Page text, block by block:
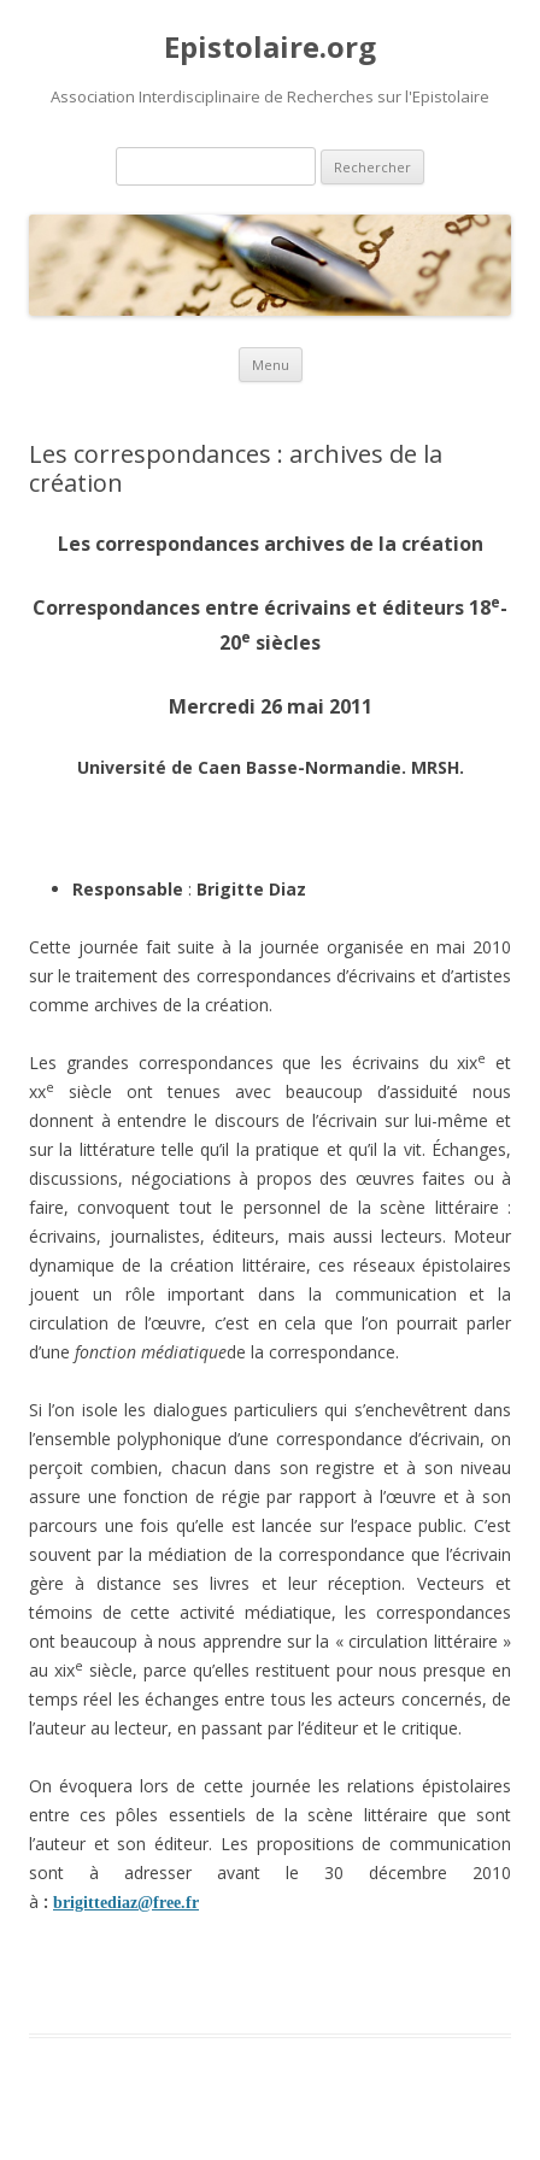
Epistolaire.org
Association Interdisciplinaire de Recherches sur l'Epistolaire
Rechercher :
Menu Aller au contenu principal
Les correspondances : archives de la
création
Les correspondances archives de la création
Correspondances entre écrivains et éditeurs 18e-
20e siècles
Mercredi 26 mai 2011
Université de Caen Basse-Normandie. MRSH.
Responsable : Brigitte Diaz
Cette journée fait suite à la journée organisée en mai 2010
sur le traitement des correspondances d’écrivains et d’artistes
comme archives de la création.
Les grandes correspondances que les écrivains du xixe
et
xxe
siècle ont tenues avec beaucoup d’assiduité nous
donnent à entendre le discours de l’écrivain sur lui-même et
sur la littérature telle qu’il la pratique et qu’il la vit. Échanges,
discussions, négociations à propos des œuvres faites ou à
faire, convoquent tout le personnel de la scène littéraire :
écrivains, journalistes, éditeurs, mais aussi lecteurs. Moteur
dynamique de la création littéraire, ces réseaux épistolaires
jouent un rôle important dans la communication et la
circulation de l’œuvre, c’est en cela que l’on pourrait parler
d’une fonction médiatiquede la correspondance.
Si l’on isole les dialogues particuliers qui s’enchevêtrent dans
l’ensemble polyphonique d’une correspondance d’écrivain, on
perçoit combien, chacun dans son registre et à son niveau
assure une fonction de régie par rapport à l’œuvre et à son
parcours une fois qu’elle est lancée sur l’espace public. C’est
souvent par la médiation de la correspondance que l’écrivain
gère à distance ses livres et leur réception. Vecteurs et
témoins de cette activité médiatique, les correspondances
ont beaucoup à nous apprendre sur la « circulation littéraire »
au xixe siècle, parce qu’elles restituent pour nous presque en
temps réel les échanges entre tous les acteurs concernés, de
l’auteur au lecteur, en passant par l’éditeur et le critique.
On évoquera lors de cette journée les relations épistolaires
entre ces pôles essentiels de la scène littéraire que sont
l’auteur et son éditeur. Les propositions de communication
sont à adresser avant le 30 décembre 2010
à : brigittediaz@free.fr